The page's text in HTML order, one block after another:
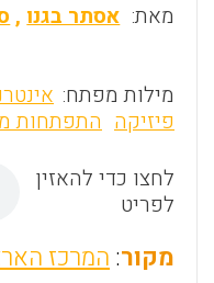
מאת: אסתר בגנו,
מילות מפתח:
פיזיקה התפתחות
לחצו כדי להאזין
לפריט
מקור: המרכז